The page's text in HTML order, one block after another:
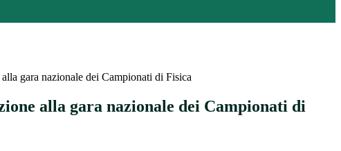
gara nazionale dei Campionati di Fisica
alla gara nazionale dei Campionati di